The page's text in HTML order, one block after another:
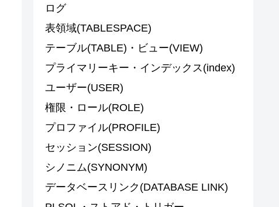
ログ
表領域(TABLESPACE)
テーブル(TABLE)・ビュー(VIEW)
プライマリーキー・インデックス(index)
ユーザー(USER)
権限・ロール(ROLE)
プロファイル(PROFILE)
セッション(SESSION)
シノニム(SYNONYM)
データベースリンク(DATABASE LINK)